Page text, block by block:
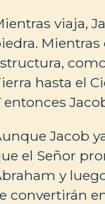
viaja,
hasta el
entonces
Jacob
el Señor
y
convertirán